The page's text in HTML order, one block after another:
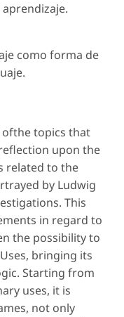
como forma de
ofthe topics that
upon the
related to the
by Ludwig
This
in regard to
the possibility to
bringing its
Starting from
uses, it is
not only